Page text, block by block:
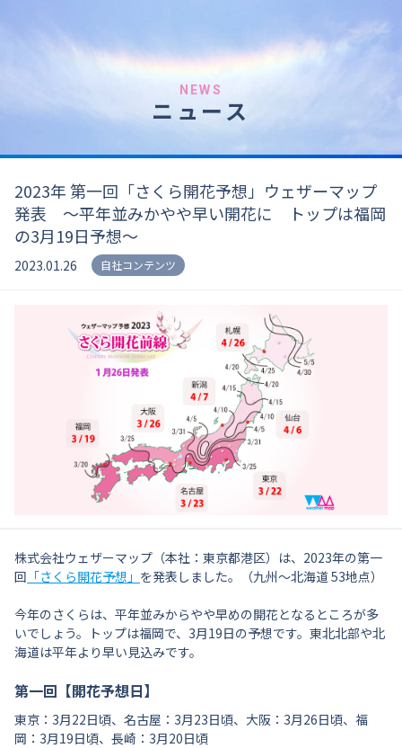
NEWS
ニュース
2023年 第一回「さくら開花予想」ウェザーマップ
発表 〜平年並みかやや早い開花に トップは福岡
の3月19日予想〜
2023.01.26 自社コンテンツ
株式会社ウェザーマップ（本社：東京都港区）は、2023年の第一
回 「さくら開花予想」 を発表しました。（九州〜北海道 53地点）
今年のさくらは、平年並みからやや早めの開花となるところが多
いでしょう。トップは福岡で、3月19日の予想です。東北北部や北
海道は平年より早い見込みです。
第一回【開花予想日】
東京：3月22日頃、名古屋：3月23日頃、大阪：3月26日頃、福
岡：3月19日頃、長崎：3月20日頃